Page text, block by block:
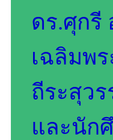
ดร.ศุก
เฉลิมพ
ถีระสุว
และนัก